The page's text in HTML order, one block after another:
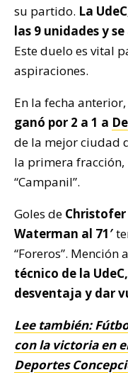
su partido. La
las 9 unidades y
Este duelo es vital
aspiraciones.
En la fecha anterior,
ganó por 2 a 1 a
de la mejor ciudad
la primera
“Campanil”.
Goles de Christofer
Waterman al 71′
“Foreros”. Mención
técnico de la
desventaja y dar
Lee también:
con la victoria en
Deportes